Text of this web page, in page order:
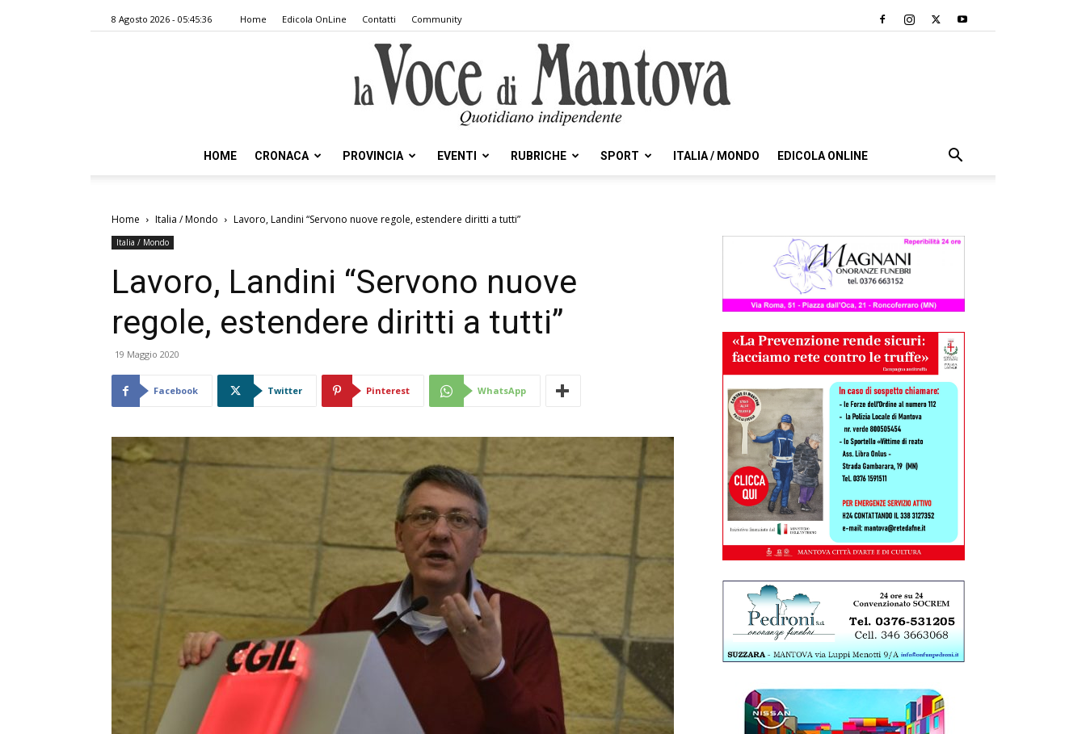
8 Agosto 2026 - 05:45:36 Home Edicola OnLine Contatti Community
Voce
Mantova
HOME CRONACA PROVINCIA EVENTI RUBRICHE SPORT ITALIA / MONDO EDICOLA ONLINE
Home Italia / Mondo Lavoro, Landini “Servono nuove regole, estendere diritti a tutti”
Italia / Mondo
Lavoro, Landini “Servono nuove
regole, estendere diritti a tutti”
19 Maggio 2020
Facebook Twitter Pinterest WhatsApp